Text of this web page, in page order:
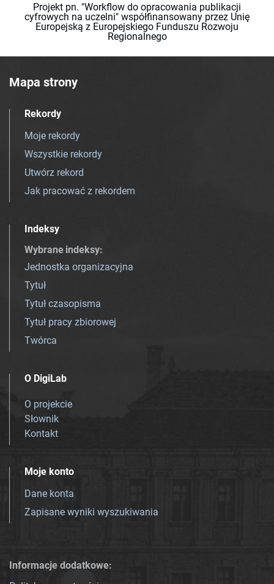
Projekt pn. "Workflow do opracowania publikacji
cyfrowych na uczelni" współfinansowany przez Unię
Europejską z Europejskiego Funduszu Rozwoju
Regionalnego
Mapa strony
Rekordy
Moje rekordy
Wszystkie rekordy
Utwórz rekord
Jak pracować z rekordem
Indeksy
Wybrane indeksy:
Jednostka organizacyjna
Tytuł
Tytuł czasopisma
Tytuł pracy zbiorowej
Twórca
O DigiLab
O projekcie
Słownik
Kontakt
Moje konto
Dane konta
Zapisane wyniki wyszukiwania
Informacje dodatkowe: